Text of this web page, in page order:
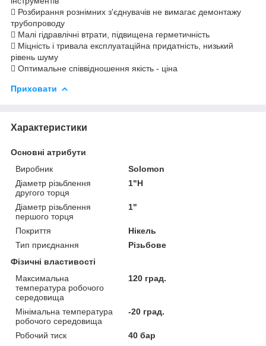
 Розбирання рознімних з'єднувачів не вимагає демонтажу
трубопроводу
 Малі гідравлічні втрати, підвищена герметичність
 Міцність і тривала експлуатаційна придатність, низький
рівень шуму
 Оптимальне співвідношення якість - ціна
Приховати
Характеристики
Основні атрибути
Виробник
Solomon
Діаметр різьблення
другого торця
1"Н
Діаметр різьблення
першого торця
1"
Покриття
Нікель
Тип приєднання
Різьбове
Фізичні властивості
Максимальна
температура робочого
середовища
120 град.
Мінімальна температура
робочого середовища
-20 град.
Робочий тиск
40 бар